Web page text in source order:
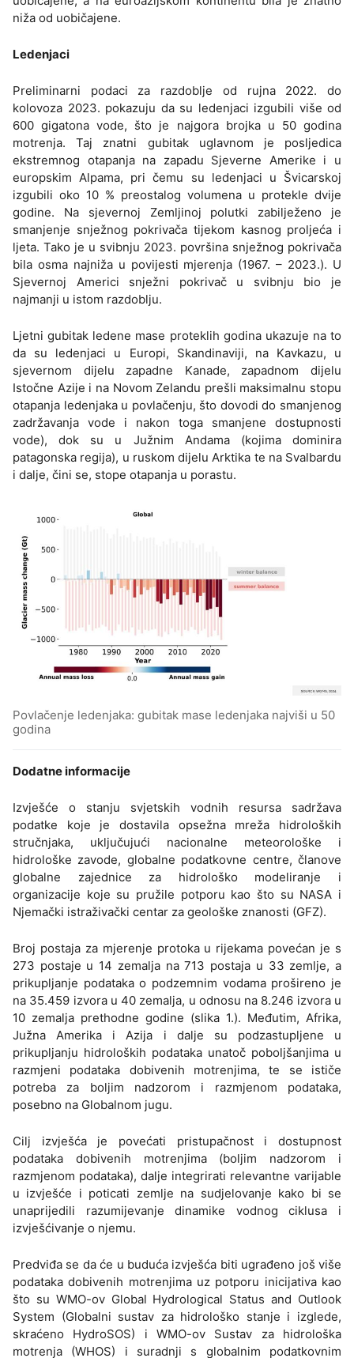
niža od uobičajene.
Ledenjaci
Preliminarni podaci za razdoblje od rujna 2022. do
kolovoza 2023. pokazuju da su ledenjaci izgubili više od
600 gigatona vode, što je najgora brojka u 50 godina
motrenja. Taj znatni gubitak uglavnom je posljedica
ekstremnog otapanja na zapadu Sjeverne Amerike i u
europskim Alpama, pri čemu su ledenjaci u Švicarskoj
izgubili oko 10 % preostalog volumena u protekle dvije
godine. Na sjevernoj Zemljinoj polutki zabilježeno je
smanjenje snježnog pokrivača tijekom kasnog proljeća i
ljeta. Tako je u svibnju 2023. površina snježnog pokrivača
bila osma najniža u povijesti mjerenja (1967. – 2023.). U
Sjevernoj Americi snježni pokrivač u svibnju bio je
najmanji u istom razdoblju.
Ljetni gubitak ledene mase proteklih godina ukazuje na to
da su ledenjaci u Europi, Skandinaviji, na Kavkazu, u
sjevernom dijelu zapadne Kanade, zapadnom dijelu
Istočne Azije i na Novom Zelandu prešli maksimalnu stopu
otapanja ledenjaka u povlačenju, što dovodi do smanjenog
zadržavanja vode i nakon toga smanjene dostupnosti
vode), dok su u Južnim Andama (kojima dominira
patagonska regija), u ruskom dijelu Arktika te na Svalbardu
i dalje, čini se, stope otapanja u porastu.
Povlačenje ledenjaka: gubitak mase ledenjaka najviši u 50
godina
Dodatne informacije
Izvješće o stanju svjetskih vodnih resursa sadržava
podatke koje je dostavila opsežna mreža hidroloških
stručnjaka, uključujući nacionalne meteorološke i
hidrološke zavode, globalne podatkovne centre, članove
globalne zajednice za hidrološko modeliranje i
organizacije koje su pružile potporu kao što su NASA i
Njemački istraživački centar za geološke znanosti (GFZ).
Broj postaja za mjerenje protoka u rijekama povećan je s
273 postaje u 14 zemalja na 713 postaja u 33 zemlje, a
prikupljanje podataka o podzemnim vodama prošireno je
na 35.459 izvora u 40 zemalja, u odnosu na 8.246 izvora u
10 zemalja prethodne godine (slika 1.). Međutim, Afrika,
Južna Amerika i Azija i dalje su podzastupljene u
prikupljanju hidroloških podataka unatoč poboljšanjima u
razmjeni podataka dobivenih motrenjima, te se ističe
potreba za boljim nadzorom i razmjenom podataka,
posebno na Globalnom jugu.
Cilj izvješća je povećati pristupačnost i dostupnost
podataka dobivenih motrenjima (boljim nadzorom i
razmjenom podataka), dalje integrirati relevantne varijable
u izvješće i poticati zemlje na sudjelovanje kako bi se
unaprijedili razumijevanje dinamike vodnog ciklusa i
izvješćivanje o njemu.
Predviđa se da će u buduća izvješća biti ugrađeno još više
podataka dobivenih motrenjima uz potporu inicijativa kao
što su WMO-ov Global Hydrological Status and Outlook
System (Globalni sustav za hidrološko stanje i izglede,
skraćeno HydroSOS) i WMO-ov Sustav za hidrološka
motrenja (WHOS) i suradnji s globalnim podatkovnim